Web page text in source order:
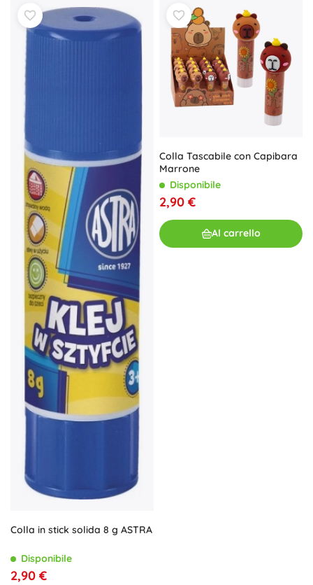
Colla in stick solida 8 g ASTRA
Disponibile
2,90 €
Colla Tascabile con Capibara
Marrone
Disponibile
2,90 €
Al carrello